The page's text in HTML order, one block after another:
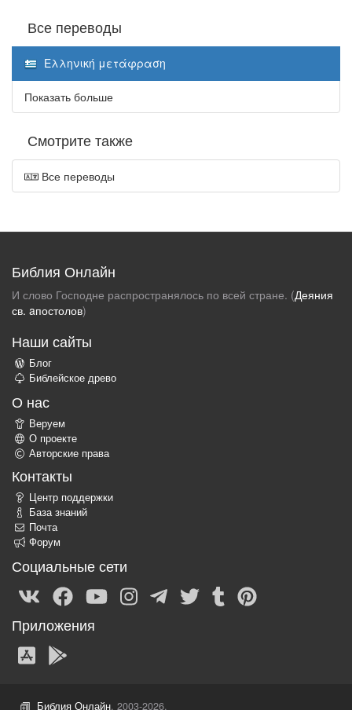
Все переводы
Ελληνική μετάφραση
Показать больше
Смотрите также
Все переводы
Библия Онлайн
И слово Господне распространялось по всей стране. (Деяния
св. aпостолов)
Наши сайты
Блог
Библейское древо
О нас
Веруем
О проекте
Авторские права
Контакты
Центр поддержки
База знаний
Почта
Форум
Социальные сети
Приложения
Библия Онлайн, 2003-2026.